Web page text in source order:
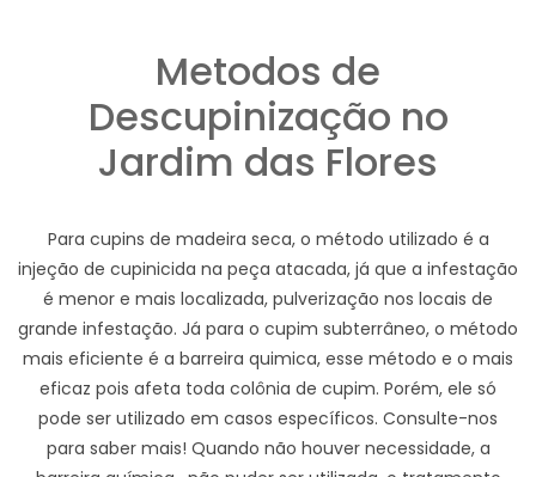
Metodos de
Descupinização no
Jardim das Flores
Para cupins de madeira seca, o método utilizado é a
injeção de cupinicida na peça atacada, já que a infestação
é menor e mais localizada, pulverização nos locais de
grande infestação. Já para o cupim subterrâneo, o método
mais eficiente é a barreira quimica, esse método e o mais
eficaz pois afeta toda colônia de cupim. Porém, ele só
pode ser utilizado em casos específicos. Consulte-nos
para saber mais! Quando não houver necessidade, a